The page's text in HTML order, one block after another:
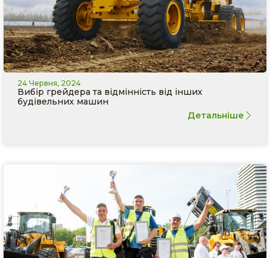
24 Червня, 2024
Вибір грейдера та відмінність від інших
будівельних машин
Детальніше